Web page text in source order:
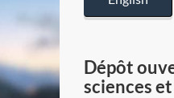
Dépôt
sciences